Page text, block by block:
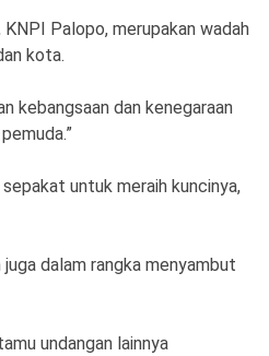
Palopo, merupakan wadah
kota.
kebangsaan dan kenegaraan
untuk meraih kuncinya,
dalam rangka menyambut
undangan lainnya